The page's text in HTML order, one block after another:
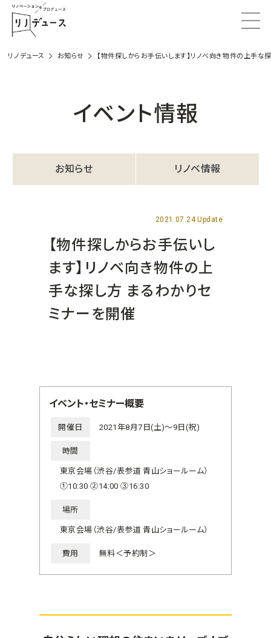
リノデュース お知らせ 【物件探しからお手伝いします】リノベ向き物件の上手な
イベント情報
お知らせ リノベ情報
2021.07.24 Update
【物件探しからお手伝いし
ます】リノベ向き物件の上
手な探し方 まるわかりセ
ミナーを開催
イベント・セミナー概要
開催日 2021年8月7日(土)～9日(祝)
時間
東京会場（渋谷/表参道 青山ショールーム）
①10:30 ②14:00 ③16:30
場所
東京会場（渋谷/表参道 青山ショールーム）
費用 無料＜予約制＞